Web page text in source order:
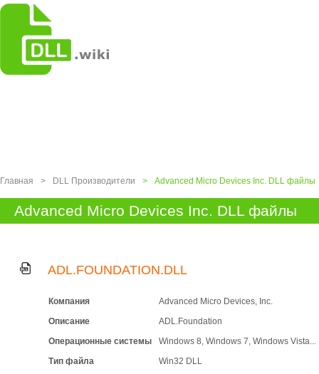
Главная > DLL Производители > Advanced Micro Devices Inc. DLL файлы
Advanced Micro Devices Inc. DLL файлы
ADL.FOUNDATION.DLL
Компания
Advanced Micro Devices, Inc.
Описание
ADL.Foundation
Операционные системы
Windows 8, Windows 7, Windows Vista...
Тип файла
Win32 DLL